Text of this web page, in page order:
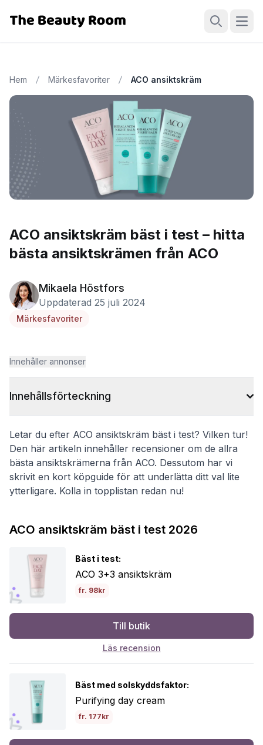
Hem Märkesfavoriter ACO ansiktskräm
ACO ansiktskräm bäst i test – hitta
bästa ansiktskrämen från ACO
Mikaela Höstfors
Uppdaterad 25 juli 2024
Märkesfavoriter
Innehåller annonser
Innehållsförteckning
Letar du efter ACO ansiktskräm bäst i test? Vilken tur!
Den här artikeln innehåller recensioner om de allra
bästa ansiktskrämerna från ACO. Dessutom har vi
skrivit en kort köpguide för att underlätta ditt val lite
ytterligare. Kolla in topplistan redan nu!
ACO ansiktskräm bäst i test 2026
Bäst i test:
ACO 3+3 ansiktskräm
fr. 98kr
Till butik
Läs recension
Bäst med solskyddsfaktor:
Purifying day cream
fr. 177kr